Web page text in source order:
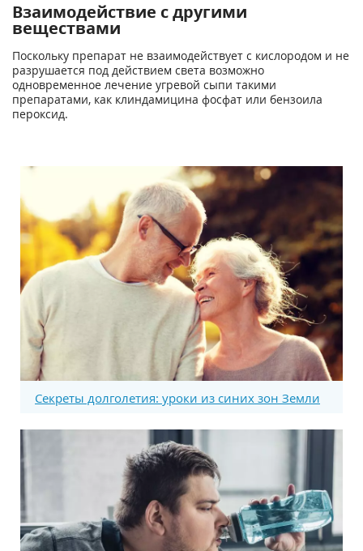
Взаимодействие с другими
веществами
Поскольку препарат не взаимодействует с кислородом и не
разрушается под действием света возможно
одновременное лечение угревой сыпи такими
препаратами, как клиндамицина фосфат или бензоила
пероксид.
Секреты долголетия: уроки из синих зон Земли